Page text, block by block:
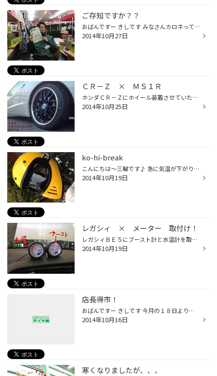
ご存知ですか？？
おばんですー きしです みなさんカロネってご存知ですか？^o^ 車のメンテナンスなどいろんなことが書いてある情報誌なんですけど実はこれ！ ブリヂストンがつくってる雑誌なんです(^^♪ 女性の方でも見やすい書き方になっていて結構おもしろいんですよ♪ フリーペーパーになってるので是非タイヤ館栗...
2014年10月27日
ＣＲ－Ｚ × ＭＳ１Ｒ
ホンダＣＲ－Ｚにホイール装着させていただきました！ ホイールは、 ・・・Ｓ Ｓ Ｒ。 かか、かっこいい。 なんかすでにメーカーの時点でかっこいいです。 僕個人的に今一番ホットなメーカーなのでゴリ押しでいきますｗ 気になるホイールはプロフェッサーＭＳ１Ｒ！！！！ でれかっこいいです。 ...
2014年10月25日
ko-hi-break
こんにちは～三輪です♪ 急に気温が下がりまして 涼しくなってまいりました 夜には、寒くてスティードも１週間ぐらい 乗ってあげれていません【泣】 冬に入るのもそうですが こうゆう時の車の存在のありがたさときたら、 涙もんですw あと寒さに負けて黄色のヘルメットをかっちゃいました。笑 寒くな...
2014年10月19日
レガシィ × メーター 取付け！
レガシィＢＥ５にブースト計と水温計を取付けしました。 メーターはデフィですよ☆ やっぱりデフィです。 今回はデフィメーター初ということでコントロールユニットも一緒に取付けです。 メーターはアドバンスＣＲのホワイト。６０パイです。 お車の状態を管理できるのはもちろんですけど、何よりか...
2014年10月19日
店長得市！
おばんですー きしです 今月の１８日より店長得市開催します！ 夏タイヤは在庫処分！冬タイヤは早期割引と今月はただでさえお得な月なのにそこに さらに店長得市イベントです＼(^o^)／ さらにタイヤご購入・ご予約いただいた方には紙兎ロペグッズが当ります♪ ご来店お待ちしております☆
2014年10月16日
寒くなりましたが、、、